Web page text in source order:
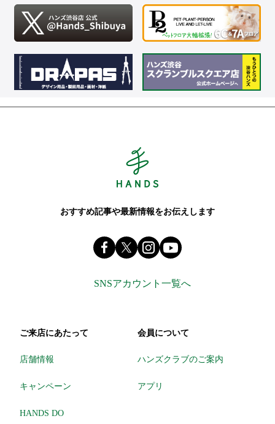
おすすめ記事や最新情報をお伝えします
Facebook ハンズ公式ファンページ
X(旧 twitter) @Hands_official_
instagram @tokyuhandsinc
SNSアカウント一覧へ
ご来店にあたって
店舗情報
キャンペーン
HANDS DO
会員について
ハンズクラブのご案内
アプリ